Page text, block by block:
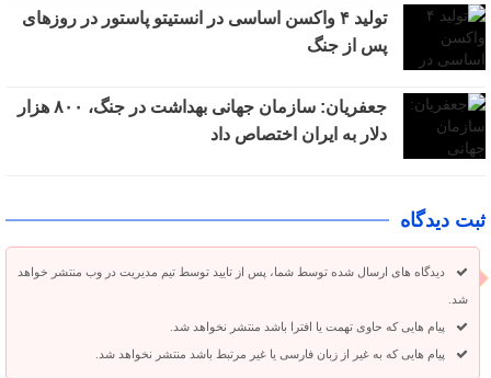
تولید ۴ واکسن اساسی در انستیتو پاستور در روزهای
پس از جنگ
جعفریان: سازمان جهانی بهداشت در جنگ، ۸۰۰ هزار
دلار به ایران اختصاص داد
ثبت دیدگاه
دیدگاه های ارسال شده توسط شما، پس از تایید توسط تیم مدیریت در وب منتشر خواهد
شد.
پیام هایی که حاوی تهمت یا افترا باشد منتشر نخواهد شد.
پیام هایی که به غیر از زبان فارسی یا غیر مرتبط باشد منتشر نخواهد شد.